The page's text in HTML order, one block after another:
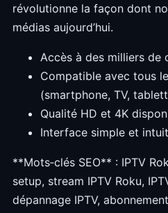
révolutionne la façon dont
médias aujourd’hui.
Accès à des milliers de
Compatible avec tous
(smartphone, TV,
Qualité HD et 4K
Interface simple et
**Mots‑clés SEO** : IPTV
setup, stream IPTV Roku,
dépannage IPTV,